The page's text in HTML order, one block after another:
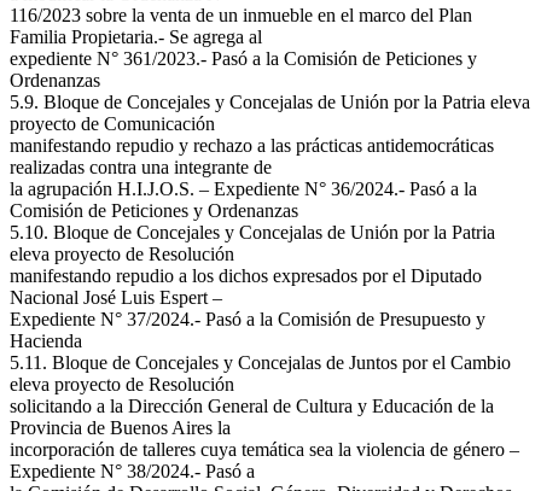
116/2023 sobre la venta de un inmueble en el marco del Plan
Familia Propietaria.- Se agrega al
expediente N° 361/2023.- Pasó a la Comisión de Peticiones y
Ordenanzas
5.9. Bloque de Concejales y Concejalas de Unión por la Patria eleva
proyecto de Comunicación
manifestando repudio y rechazo a las prácticas antidemocráticas
realizadas contra una integrante de
la agrupación H.I.J.O.S. – Expediente N° 36/2024.- Pasó a la
Comisión de Peticiones y Ordenanzas
5.10. Bloque de Concejales y Concejalas de Unión por la Patria
eleva proyecto de Resolución
manifestando repudio a los dichos expresados por el Diputado
Nacional José Luis Espert –
Expediente N° 37/2024.- Pasó a la Comisión de Presupuesto y
Hacienda
5.11. Bloque de Concejales y Concejalas de Juntos por el Cambio
eleva proyecto de Resolución
solicitando a la Dirección General de Cultura y Educación de la
Provincia de Buenos Aires la
incorporación de talleres cuya temática sea la violencia de género –
Expediente N° 38/2024.- Pasó a